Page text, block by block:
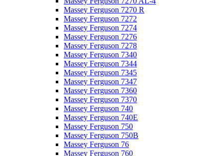
Massey Ferguson 7270 R
Massey Ferguson 7272
Massey Ferguson 7274
Massey Ferguson 7276
Massey Ferguson 7278
Massey Ferguson 7340
Massey Ferguson 7344
Massey Ferguson 7345
Massey Ferguson 7347
Massey Ferguson 7360
Massey Ferguson 7370
Massey Ferguson 740
Massey Ferguson 740E
Massey Ferguson 750
Massey Ferguson 750B
Massey Ferguson 76
Massey Ferguson 760